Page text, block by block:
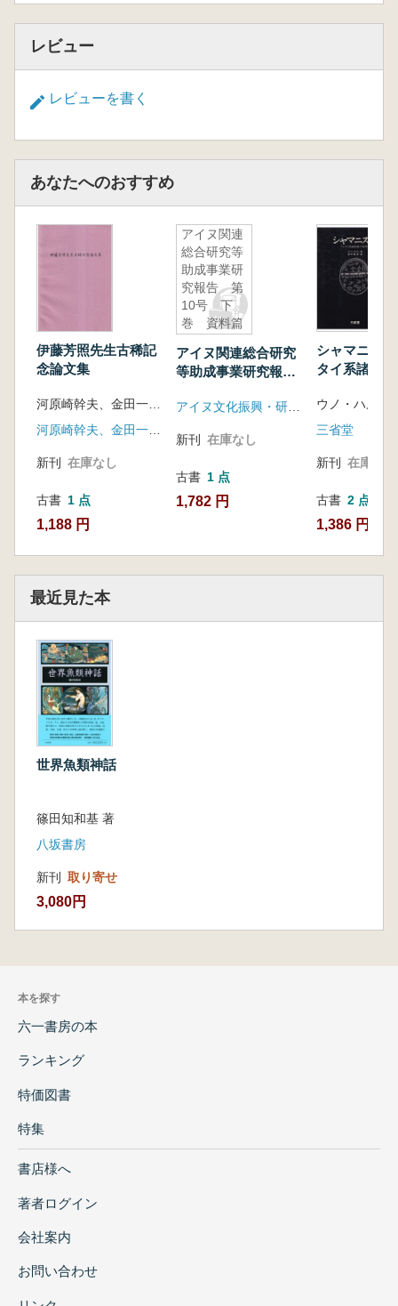
岡本かの子『金魚繚乱』
内田百閒『鯉の子』
太宰治『人魚の海』
柴田哲孝「継嗣の鐘」
吉村昭『魚影の群れ』
吉村昭『鯨の絵巻』
戸川幸夫『黒い背鰭』
神坂次郎『餌』
神坂次郎『黒鯨記』
宇能鴻一郎『鯨神』
安部公房『人魚伝』
近藤啓太郎『海』
斎藤栄『海獣』
田中光二 『大海神』
田中光二『わたつみの魚の詩』
津本陽『深重の海』
岡野薫子『銀色ラッコのなみだ』
北村けんじ『まぼろしの巨鯨シマ』
大城立裕『神の魚』
C・W・ニコル『勇魚』
小菅太雄「さすらいの海」
川上弘美「海馬」
二、世界の文学
アーネスト・ヘミングウェイ『老人と海』
レイチェル・カーソン『海辺』
アーサー・C・クラーク『海底牧場』
アーサー・C・クラーク『イルカの島』
ジュール・ミシュレ『海』
ジェームズ・V・マーシャル『金色のアザ
マ・キイ』
ジャン・ケロール『海の物語』
コリン・シール『蒼いひれ』
ゲイル・ハーマン『ファインディング・ニ
モ』
三、魚の短歌
五、魚の詩
六、魚の民謡・童謡
レビュー
レビューを書く
あなたへのおすすめ
伊藤芳照先生古稀記
念論文集
新刊 在庫なし
古書 1 点
1,188 円
アイヌ関連
総合研究等
助成事業研
究報告 第
10号 下
巻 資料篇
アイヌ関連総合研究
等助成事業研究報
資料篇
新刊 在庫なし
古書 1 点
1,782 円
シャマニズ
タイ系諸民
三省堂
新刊 在庫なし
古書 2 点
1,386 円~
最近見た本
世界魚類神話
篠田知和基 著
八坂書房
新刊 取り寄せ
3,080円
本を探す
六一書房の本
ランキング
特価図書
特集
書店様へ
著者ログイン
会社案内
お問い合わせ